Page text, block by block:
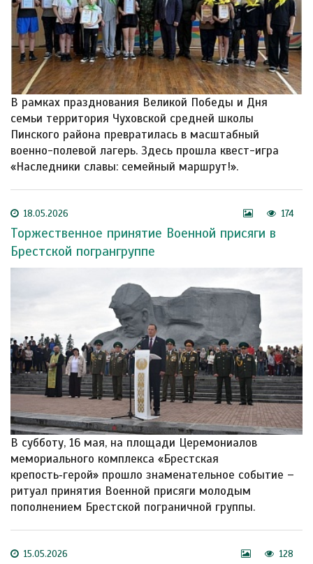
В рамках празднования Великой Победы и Дня
семьи территория Чуховской средней школы
Пинского района превратилась в масштабный
военно-полевой лагерь. Здесь прошла квест-игра
«Наследники славы: семейный маршрут!».
18.05.2026 174
Торжественное принятие Военной присяги в
Брестской погрангруппе
В субботу, 16 мая, на площади Церемониалов
мемориального комплекса «Брестская
крепость‑герой» прошло знаменательное событие –
ритуал принятия Военной присяги молодым
пополнением Брестской пограничной группы.
15.05.2026 128